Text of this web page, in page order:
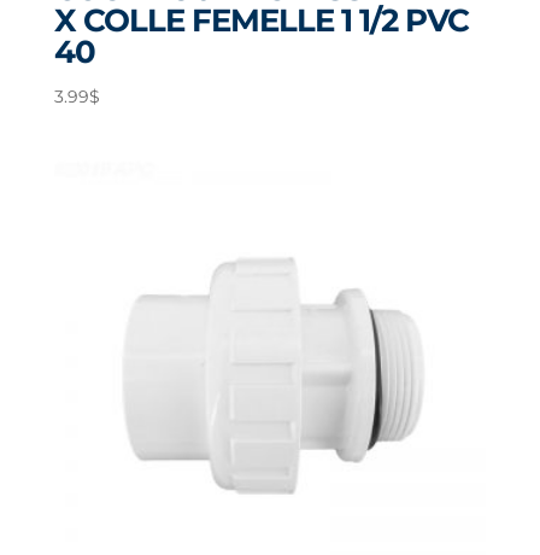
X COLLE FEMELLE 1 1/2 PVC
40
3.99$